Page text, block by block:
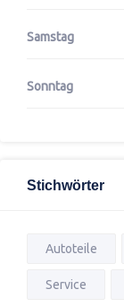
Samstag
Sonntag
Stichwörter
Autoteile
Service